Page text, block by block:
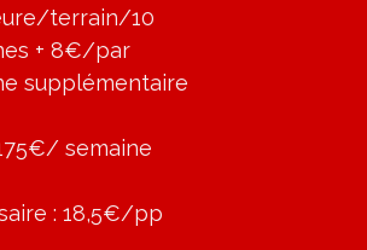
terrain/10
+ 8€/par
supplémentaire
semaine
: 18,5€/pp